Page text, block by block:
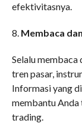
efektivitasnya.
8. Membaca
Selalu
tren pasar,
Informasi yang
membantu Anda
trading.